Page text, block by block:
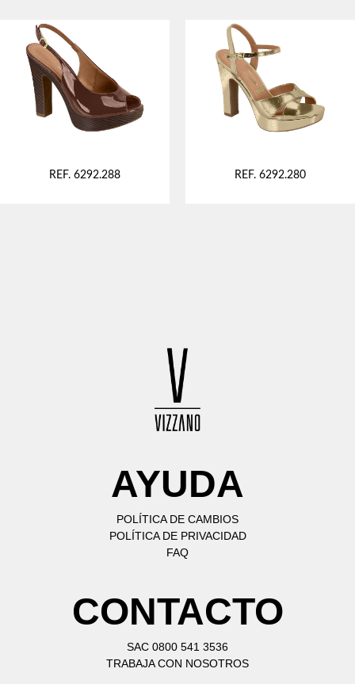
REF. 6292.288 REF. 6292.280
AYUDA
POLÍTICA DE CAMBIOS
POLÍTICA DE PRIVACIDAD
FAQ
CONTACTO
SAC 0800 541 3536
TRABAJA CON NOSOTROS